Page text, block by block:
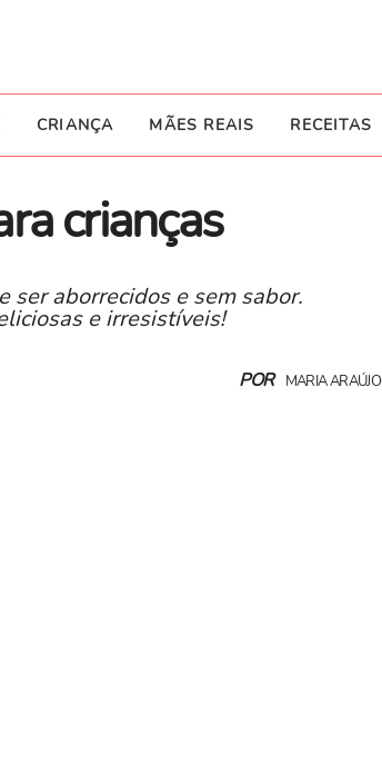
CRIANÇA MÃES REAIS RECEITAS
crianças
ser aborrecidos e sem sabor.
e irresistíveis!
POR MARIA ARAÚJO